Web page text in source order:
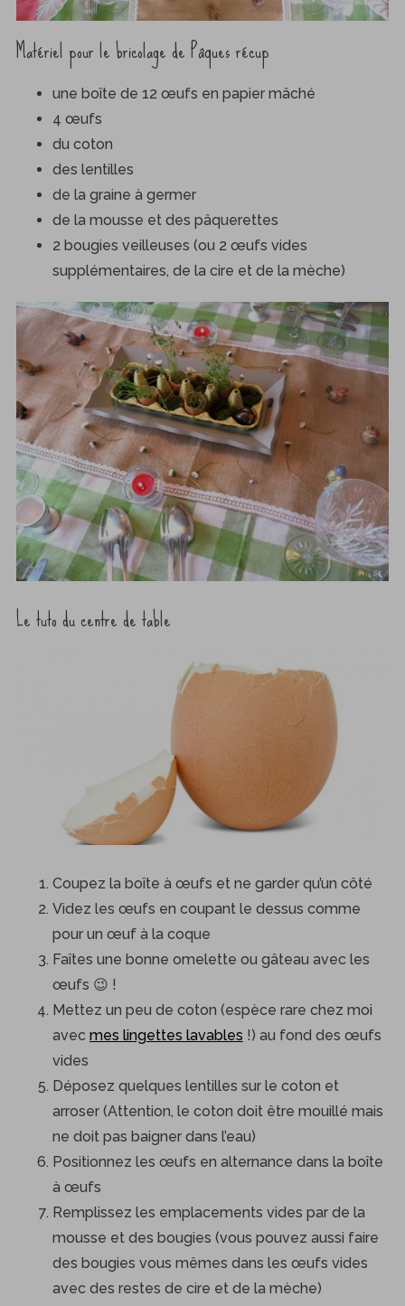
Matériel pour le bricolage de Pâques récup
une boîte de 12 œufs en papier mâché
4 œufs
du coton
des lentilles
de la graine à germer
de la mousse et des pâquerettes
2 bougies veilleuses (ou 2 œufs vides
supplémentaires, de la cire et de la mèche)
Le tuto du centre de table
Coupez la boîte à œufs et ne garder qu’un côté
Videz les œufs en coupant le dessus comme
pour un œuf à la coque
Faîtes une bonne omelette ou gâteau avec les
œufs 😉 !
Mettez un peu de coton (espèce rare chez moi
avec mes lingettes lavables !) au fond des œufs
vides
Déposez quelques lentilles sur le coton et
arroser (Attention, le coton doit être mouillé mais
ne doit pas baigner dans l’eau)
Positionnez les œufs en alternance dans la boîte
à œufs
Remplissez les emplacements vides par de la
mousse et des bougies (vous pouvez aussi faire
des bougies vous mêmes dans les œufs vides
avec des restes de cire et de la mèche)